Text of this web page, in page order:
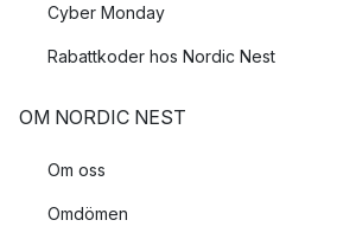
Cyber Monday
Rabattkoder hos Nordic Nest
OM NORDIC NEST
Om oss
Omdömen